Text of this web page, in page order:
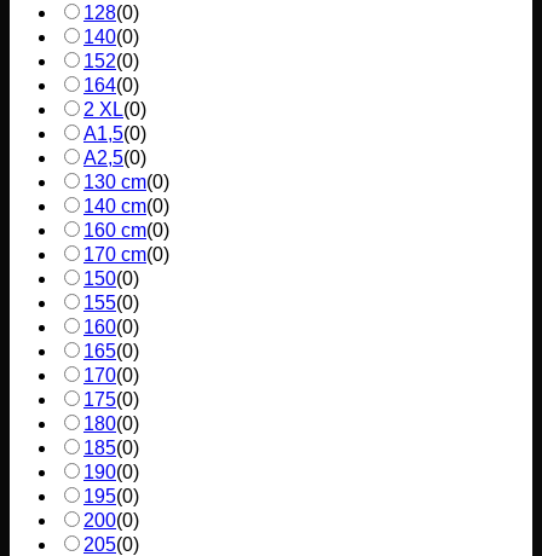
128(0)
140(0)
152(0)
164(0)
2 XL(0)
A1,5(0)
A2,5(0)
130 cm(0)
140 cm(0)
160 cm(0)
170 cm(0)
150(0)
155(0)
160(0)
165(0)
170(0)
175(0)
180(0)
185(0)
190(0)
195(0)
200(0)
205(0)